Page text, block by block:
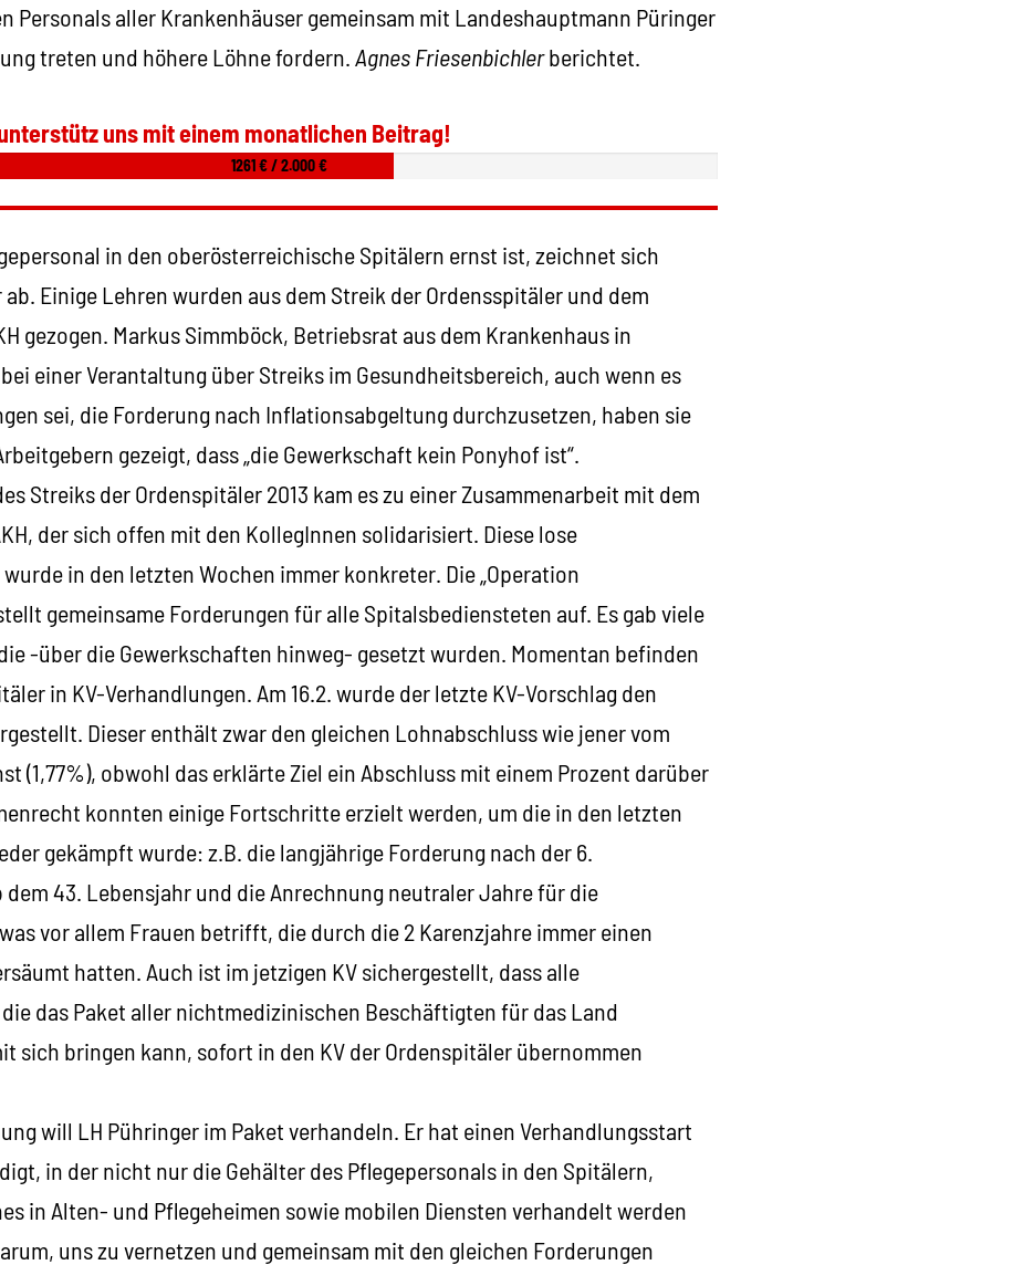
Personals aller Krankenhäuser gemeinsam mit Landeshauptmann Püringer
treten und höhere Löhne fordern. Agnes Friesenbichlerberichtet.
uns mit einem monatlichen Beitrag!
1261 € / 2.000 €
in den oberösterreichische Spitälern ernst ist, zeichnet sich
Einige Lehren wurden aus dem Streik der Ordensspitäler und dem
gezogen. Markus Simmböck, Betriebsrat aus dem Krankenhaus in
einer Verantaltung über Streiks im Gesundheitsbereich, auch wenn es
sei, die Forderung nach Inflationsabgeltung durchzusetzen, haben sie
gezeigt, dass „die Gewerkschaft kein Ponyhof ist“.
Streiks der Ordenspitäler 2013 kam es zu einer Zusammenarbeit mit dem
der sich offen mit den KollegInnen solidarisiert. Diese lose
in den letzten Wochen immer konkreter. Die „Operation
gemeinsame Forderungen für alle Spitalsbediensteten auf. Es gab viele
-über die Gewerkschaften hinweg- gesetzt wurden. Momentan befinden
in KV-Verhandlungen. Am 16.2. wurde der letzte KV-Vorschlag den
Dieser enthält zwar den gleichen Lohnabschluss wie jener vom
(1,77%), obwohl das erklärte Ziel ein Abschluss mit einem Prozent darüber
konnten einige Fortschritte erzielt werden, um die in den letzten
gekämpft wurde: z.B. die langjährige Forderung nach der 6.
dem 43. Lebensjahr und die Anrechnung neutraler Jahre für die
vor allem Frauen betrifft, die durch die 2 Karenzjahre immer einen
hatten. Auch ist im jetzigen KV sichergestellt, dass alle
das Paket aller nichtmedizinischen Beschäftigten für das Land
sich bringen kann, sofort in den KV der Ordenspitäler übernommen
will LH Pühringer im Paket verhandeln. Er hat einen Verhandlungsstart
in der nicht nur die Gehälter des Pflegepersonals in den Spitälern,
in Alten- und Pflegeheimen sowie mobilen Diensten verhandelt werden
uns zu vernetzen und gemeinsam mit den gleichen Forderungen